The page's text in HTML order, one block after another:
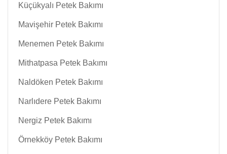
Küçükyalı Petek Bakımı
Mavişehir Petek Bakımı
Menemen Petek Bakımı
Mithatpasa Petek Bakımı
Naldöken Petek Bakımı
Narlıdere Petek Bakımı
Nergiz Petek Bakımı
Örnekköy Petek Bakımı